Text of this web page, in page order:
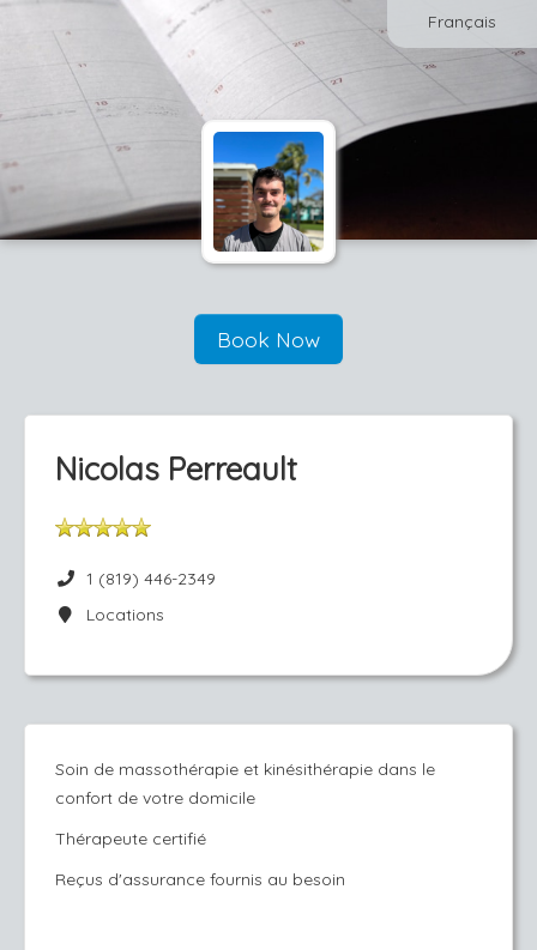
Français
Book Now
Nicolas Perreault
1 (819) 446-2349
Locations
Soin de massothérapie et kinésithérapie dans le
confort de votre domicile
Thérapeute certifié
Reçus d'assurance fournis au besoin